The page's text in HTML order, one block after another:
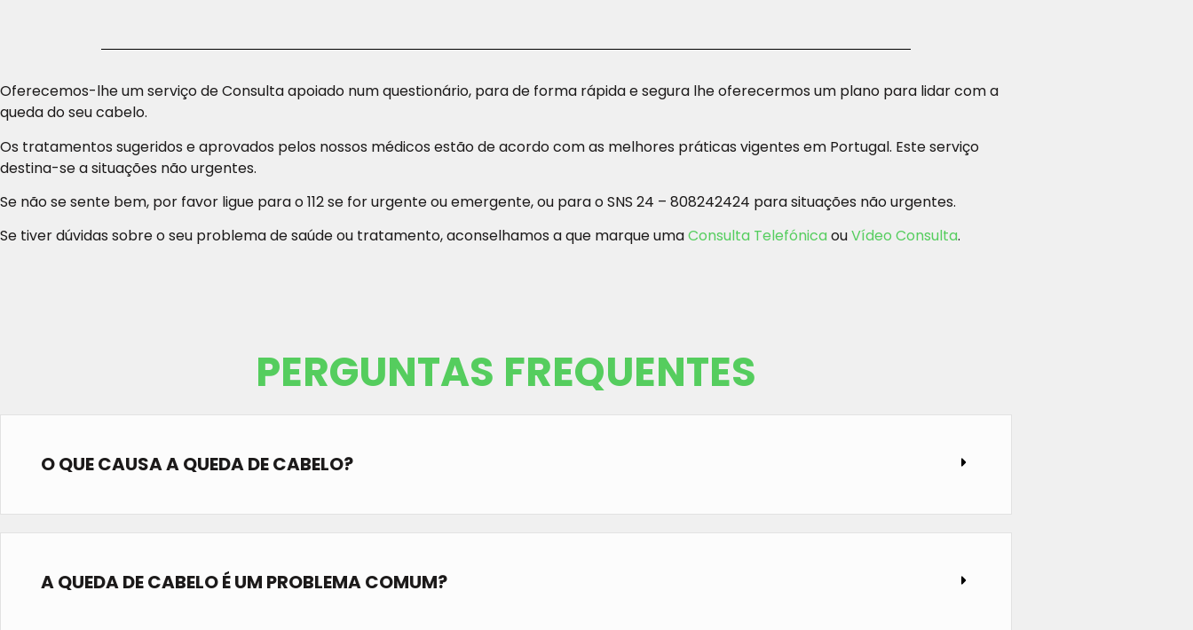
Oferecemos-lhe um serviço de Consulta apoiado num questionário, para de forma rápida e segura lhe oferecermos um plano para lidar com a
queda do seu cabelo.
Os tratamentos sugeridos e aprovados pelos nossos médicos estão de acordo com as melhores práticas vigentes em Portugal. Este serviço
destina-se a situações não urgentes.
Se não se sente bem, por favor ligue para o 112 se for urgente ou emergente, ou para o SNS 24 – 808242424 para situações não urgentes.
Se tiver dúvidas sobre o seu problema de saúde ou tratamento, aconselhamos a que marque umaConsulta Telefónica ouVídeo Consulta.
PERGUNTAS FREQUENTES
O QUE CAUSA A QUEDA DE CABELO?
A QUEDA DE CABELO É UM PROBLEMA COMUM?